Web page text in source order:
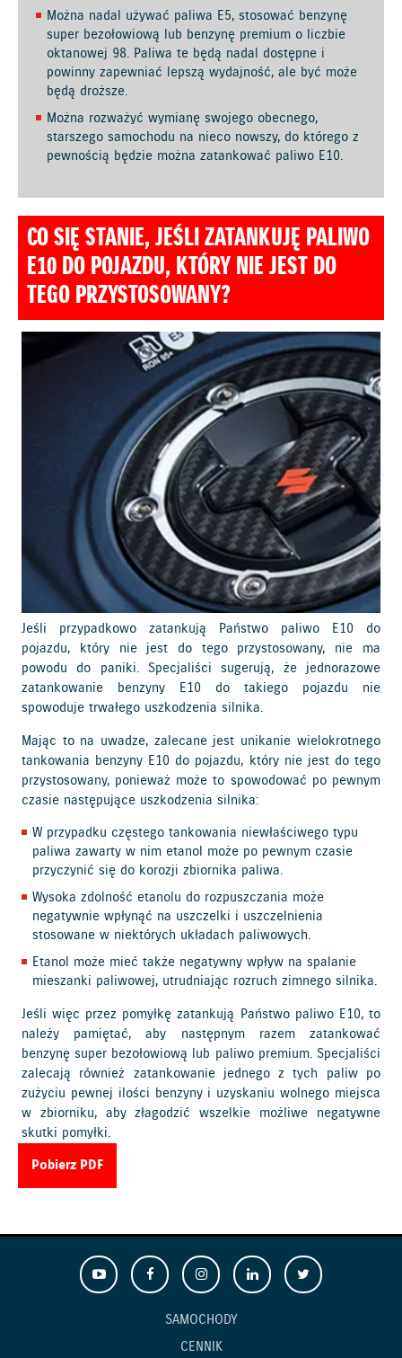
Można nadal używać paliwa E5, stosować benzynę
super bezołowiową lub benzynę premium o liczbie
oktanowej 98. Paliwa te będą nadal dostępne i
powinny zapewniać lepszą wydajność, ale być może
będą droższe.
Można rozważyć wymianę swojego obecnego,
starszego samochodu na nieco nowszy, do którego z
pewnością będzie można zatankować paliwo E10.
CO SIĘ STANIE, JEŚLI ZATANKUJĘ PALIWO
E10 DO POJAZDU, KTÓRY NIE JEST DO
TEGO PRZYSTOSOWANY?
Jeśli przypadkowo zatankują Państwo paliwo E10 do
pojazdu, który nie jest do tego przystosowany, nie ma
powodu do paniki. Specjaliści sugerują, że jednorazowe
zatankowanie benzyny E10 do takiego pojazdu nie
spowoduje trwałego uszkodzenia silnika.
Mając to na uwadze, zalecane jest unikanie wielokrotnego
tankowania benzyny E10 do pojazdu, który nie jest do tego
przystosowany, ponieważ może to spowodować po pewnym
czasie następujące uszkodzenia silnika:
W przypadku częstego tankowania niewłaściwego typu
paliwa zawarty w nim etanol może po pewnym czasie
przyczynić się do korozji zbiornika paliwa.
Wysoka zdolność etanolu do rozpuszczania może
negatywnie wpłynąć na uszczelki i uszczelnienia
stosowane w niektórych układach paliwowych.
Etanol może mieć także negatywny wpływ na spalanie
mieszanki paliwowej, utrudniając rozruch zimnego silnika.
Jeśli więc przez pomyłkę zatankują Państwo paliwo E10, to
należy pamiętać, aby następnym razem zatankować
benzynę super bezołowiową lub paliwo premium. Specjaliści
zalecają również zatankowanie jednego z tych paliw po
zużyciu pewnej ilości benzyny i uzyskaniu wolnego miejsca
w zbiorniku, aby złagodzić wszelkie możliwe negatywne
skutki pomyłki.
Pobierz PDF
SAMOCHODY
CENNIK